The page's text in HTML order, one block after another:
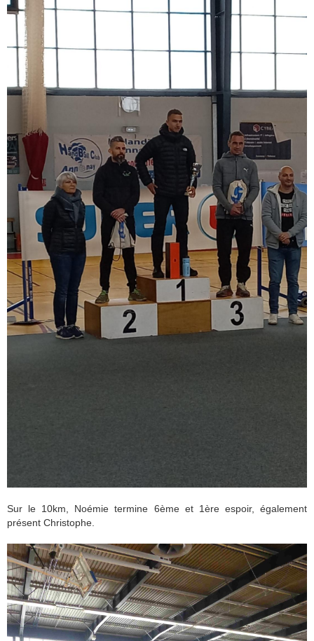
Sur le 10km, Noémie termine 6ème et 1ère espoir, également
présent Christophe.